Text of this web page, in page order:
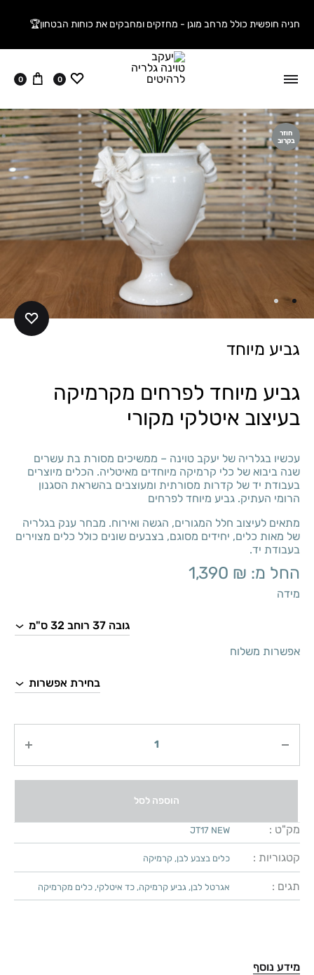
חניה חופשית כולל מרחב מוגן - מחזקים ומחבקים את כוחות הבטחון🏆
ווישליסט
0 עגלה
0
חוזר
בקרוב
גביע מיוחד
גביע מיוחד לפרחים מקרמיקה
בעיצוב איטלקי מקורי
עכשיו בגלריה של יעקב טוינה – ממשיכים מסורת בת עשרים
שנה ביבוא של כלי קרמיקה מיוחדים מאיטליה. הכלים מיוצרים
בעבודת יד של קדרות מסורתית ומעוצבים בהשראת הסגנון
הרומי העתיק. גביע מיוחד לפרחים
מתאים לעיצוב חלל המגורים, הגשה ואירוח. מבחר ענק בגלריה
של מאות כלים, יחידים מסוגם, בצבעים שונים כולל כלים מצוירים
בעבודת יד.
החל מ: 1,390 ₪
מידה
אפשרות משלוח
הוספה לסל
מק"ט : JT17 NEW
קטגוריות : כלים בצבע לבן, קרמיקה
תגים : אגרטל לבן, גביע קרמיקה, כד איטלקי, כלים מקרמיקה
מידע נוסף